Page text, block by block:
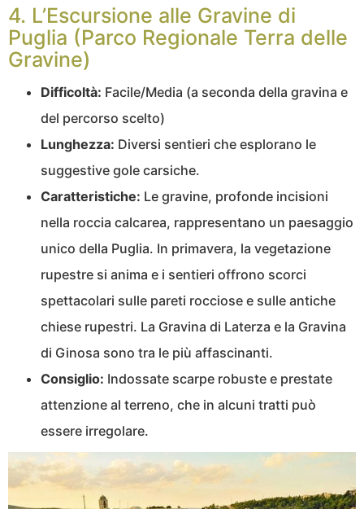
4. L’Escursione alle Gravine di
Puglia (Parco Regionale Terra delle
Gravine)
Difficoltà: Facile/Media (a seconda della gravina e
del percorso scelto)
Lunghezza: Diversi sentieri che esplorano le
suggestive gole carsiche.
Caratteristiche: Le gravine, profonde incisioni
nella roccia calcarea, rappresentano un paesaggio
unico della Puglia. In primavera, la vegetazione
rupestre si anima e i sentieri offrono scorci
spettacolari sulle pareti rocciose e sulle antiche
chiese rupestri. La Gravina di Laterza e la Gravina
di Ginosa sono tra le più affascinanti.
Consiglio: Indossate scarpe robuste e prestate
attenzione al terreno, che in alcuni tratti può
essere irregolare.